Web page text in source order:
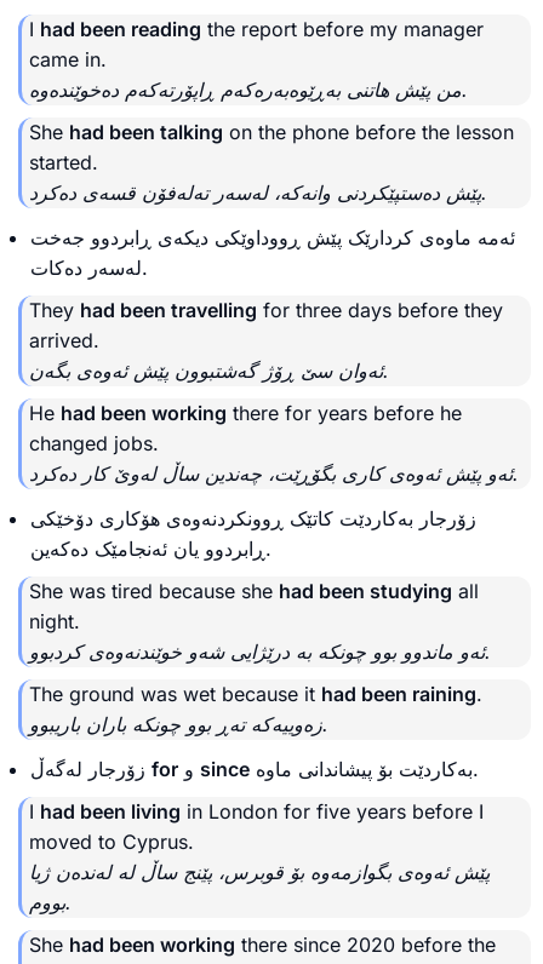
I had been reading the report before my manager
came in.
من پێش هاتنی بەڕێوەبەرەکەم ڕاپۆرتەکەم دەخوێندەوە.
She had been talking on the phone before the lesson
started.
پێش دەستپێکردنی وانەکە، لەسەر تەلەفۆن قسەی دەکرد.
ئەمە ماوەی کردارێک پێش ڕووداوێکی دیکەی ڕابردوو جەخت
لەسەر دەکات.
They had been travelling for three days before they
arrived.
ئەوان سێ ڕۆژ گەشتبوون پێش ئەوەی بگەن.
He had been working there for years before he
changed jobs.
ئەو پێش ئەوەی کاری بگۆڕێت، چەندین ساڵ لەوێ کار دەکرد.
زۆرجار بەکاردێت کاتێک ڕوونکردنەوەی هۆکاری دۆخێکی
ڕابردوو یان ئەنجامێک دەکەین.
She was tired because she had been studying all
night.
ئه‌و ماندوو بوو چونکه‌ به‌ درێژایی شەو خوێندنەوەی کردبوو.
The ground was wet because it had been raining.
زەوییەکە تەڕ بوو چونکە باران باریبوو.
for since
بەکاردێت بۆ پیشاندانی ماوە.
I had been living in London for five years before I
moved to Cyprus.
پێش ئەوەی بگوازمەوە بۆ قوبرس، پێنج ساڵ لە لەندەن ژیا
بووم.
She had been working there since 2020 before the